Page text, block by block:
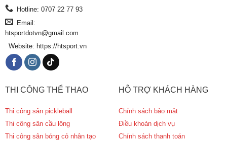
Hotline: 0707 22 77 93
Email:
htsportdotvn@gmail.com
Website: https://htsport.vn
THI CÔNG THỂ THAO
Thi công sân pickleball
Thi công sân cầu lông
Thi công sân bóng cỏ nhân tạo
HỖ TRỢ KHÁCH HÀNG
Chính sách bảo mật
Điều khoản dịch vụ
Chính sách thanh toán